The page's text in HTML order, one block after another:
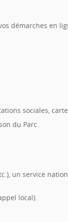
démarches en
sociales,
du Parc.
un service
local).